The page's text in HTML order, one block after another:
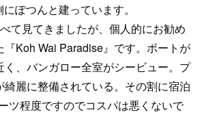
ぽつんと建っています。
て見てきましたが、個人的にお勧め
『Koh Wai Paradise』です。ボートが
、バンガロー全室がシービュー。プ
綺麗に整備されている。その割に宿泊
ツ程度ですのでコスパは悪くないで